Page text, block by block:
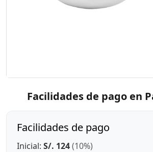
Facilidades de pago en
Facilidades de pago
Inicial: S/. 124(10%)